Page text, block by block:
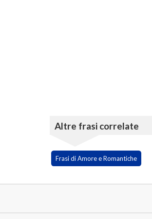
Altre frasi correlate
Frasi di Amore e Romantiche